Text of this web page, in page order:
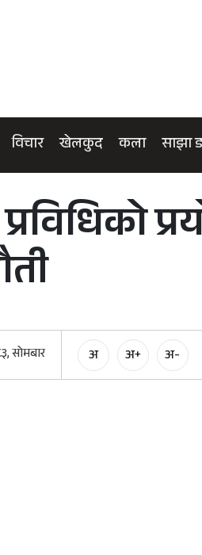
विचार खेलकुद कला साझा
सोमबार अ अ+ अ-